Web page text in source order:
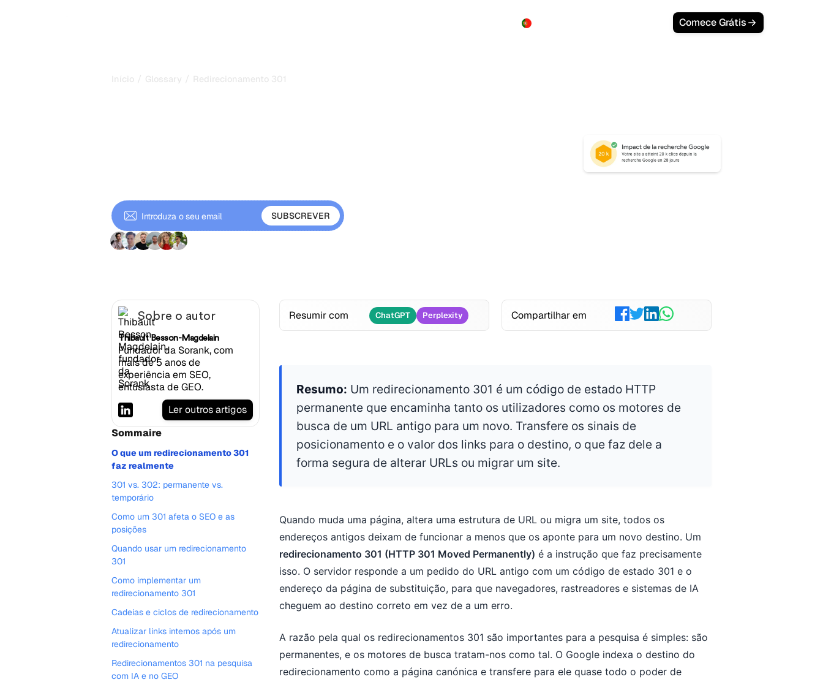
Comece Grátis
Início / Glossary / Redirecionamento 301
Sobre o autor
Thibault Besson-Magdelain
Fundador da Sorank, com
mais de 5 anos de
experiência em SEO,
entusiasta de GEO.
Ler outros artigos
Sommaire
O que um redirecionamento 301
faz realmente
301 vs. 302: permanente vs.
temporário
Como um 301 afeta o SEO e as
posições
Quando usar um redirecionamento
301
Como implementar um
redirecionamento 301
Cadeias e ciclos de redirecionamento
Atualizar links internos após um
redirecionamento
Redirecionamentos 301 na pesquisa
com IA e no GEO
Resumir com ChatGPT Perplexity Compartilhar em
Resumo: Um redirecionamento 301 é um código de estado HTTP
permanente que encaminha tanto os utilizadores como os motores de
busca de um URL antigo para um novo. Transfere os sinais de
posicionamento e o valor dos links para o destino, o que faz dele a
forma segura de alterar URLs ou migrar um site.
Quando muda uma página, altera uma estrutura de URL ou migra um site, todos os
endereços antigos deixam de funcionar a menos que os aponte para um novo destino. Um
redirecionamento 301 (HTTP 301 Moved Permanently) é a instrução que faz precisamente
isso. O servidor responde a um pedido do URL antigo com um código de estado 301 e o
endereço da página de substituição, para que navegadores, rastreadores e sistemas de IA
cheguem ao destino correto em vez de a um erro.
A razão pela qual os redirecionamentos 301 são importantes para a pesquisa é simples: são
permanentes, e os motores de busca tratam-nos como tal. O Google indexa o destino do
redirecionamento como a página canónica e transfere para ele quase todo o poder de